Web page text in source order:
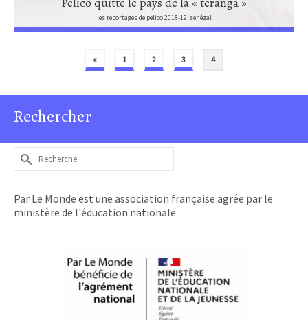
les reportages de pelico 2018-19, sénégal
« 1 2 3 4
Rechercher
Rechercher :
Par Le Monde est une association française agrée par le
ministère de l'éducation nationale.